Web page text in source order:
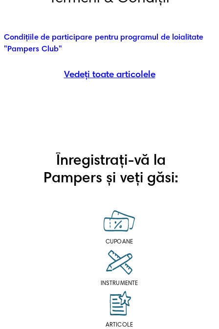
Condițiile de participare pentru programul de loialitate
"Pampers Club"
Vedeți toate articolele
Înregistrați-vă la
Pampers și veți găsi:
CUPOANE
INSTRUMENTE
ARTICOLE